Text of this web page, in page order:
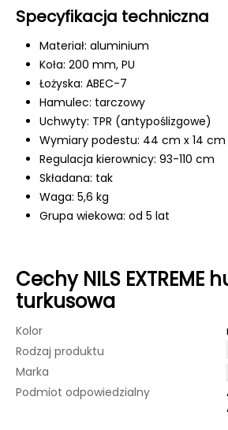
Specyfikacja techniczna
Materiał: aluminium
Koła: 200 mm, PU
Łożyska: ABEC-7
Hamulec: tarczowy
Uchwyty: TPR (antypoślizgowe)
Wymiary podestu: 44 cm x 14 cm
Regulacja kierownicy: 93-110 cm
Składana: tak
Waga: 5,6 kg
Grupa wiekowa: od 5 lat
Cechy NILS
turkusowa
Kolor
Rodzaj produktu
Marka
Podmiot odpowiedzialny